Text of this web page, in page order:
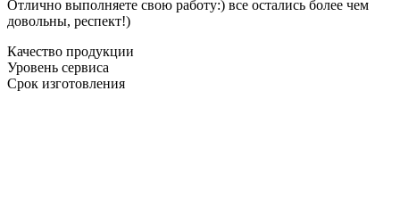
Отлично выполняете свою работу:) все остались более чем
довольны, респект!)
Качество продукции
Уровень сервиса
Срок изготовления